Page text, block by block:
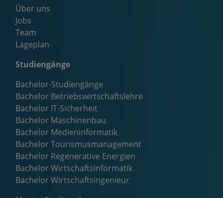
Über uns
Jobs
Team
Lageplan
Studiengänge
Bachelor-Studiengänge
Bachelor Betriebswirtschaftslehre
Bachelor IT-Sicherheit
Bachelor Maschinenbau
Bachelor Medieninformatik
Bachelor Tourismusmanagement
Bachelor Regenerative Energien
Bachelor Wirtschaftsinformatik
Bachelor Wirtschaftsingenieur